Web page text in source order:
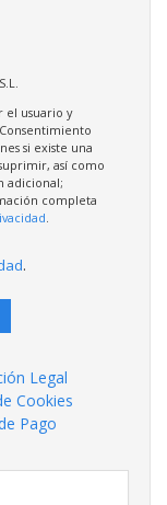
el usuario y
si existe una
así como
adicional;
completa
.
Legal
Cookies
Pago